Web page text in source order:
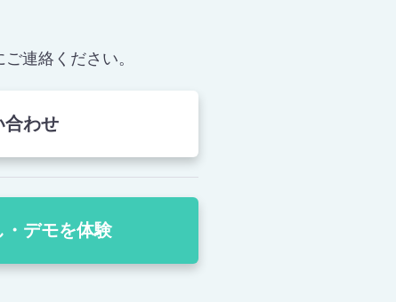
連絡ください。
合わせ
デモを体験